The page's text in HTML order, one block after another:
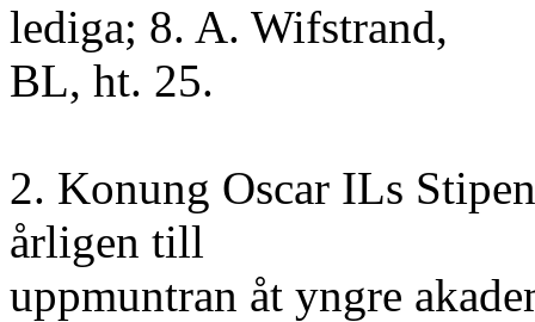
lediga; 8. A. Wifstrand,
BL, ht. 25.
2. Konung Oscar ILs
årligen till
uppmuntran åt yngre